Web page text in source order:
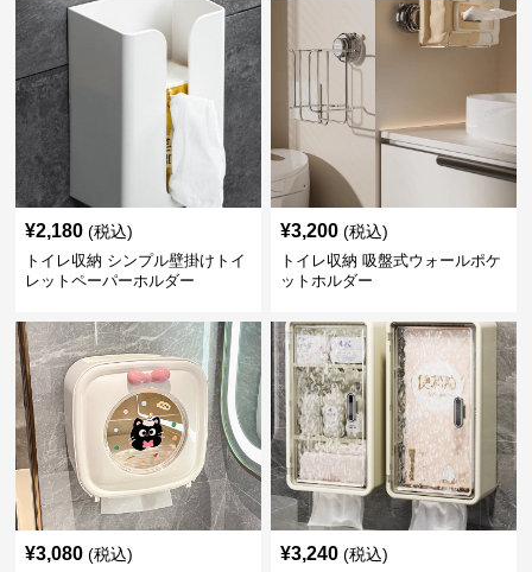
¥2,180 (税込)
トイレ収納 シンプル壁掛けトイ
レットペーパーホルダー
¥3,200 (税込)
トイレ収納 吸盤式ウォールポケ
ットホルダー
¥3,080 (税込) ¥3,240 (税込)